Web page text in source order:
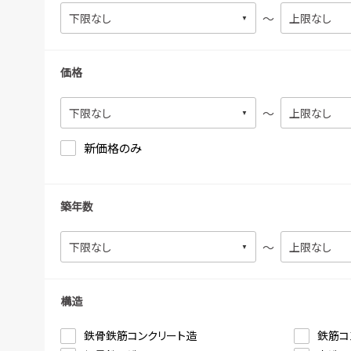
～
価格
～
新価格のみ
築年数
～
構造
鉄骨鉄筋コンクリート造 鉄筋コ